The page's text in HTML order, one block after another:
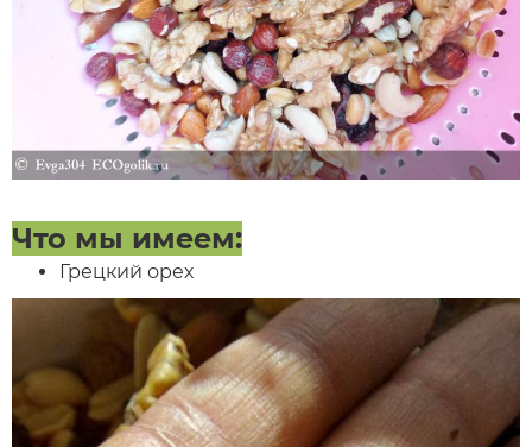
Что мы имеем:
Грецкий орех